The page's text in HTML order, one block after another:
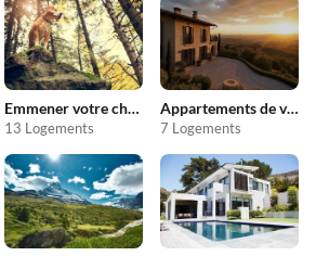
Emmener votre chien en vacances
13 Logements
Appartements de vacances pas chers
7 Logements